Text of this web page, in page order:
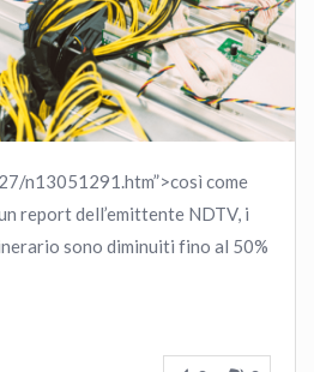
n13051291.htm”>così come
report dell’emittente NDTV, i
sono diminuiti fino al 50%